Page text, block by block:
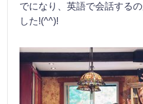
でになり、英語で会話する
した!(^^)!